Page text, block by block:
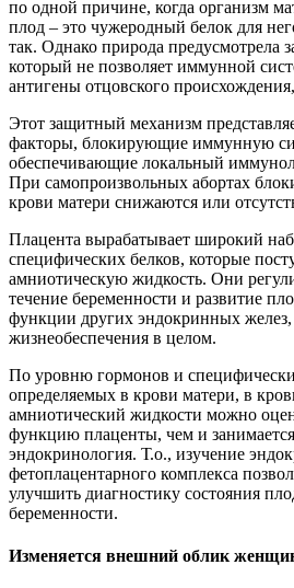
по одной причине, когда организм
плод – это чужеродный белок для
так. Однако природа предусмотрела
который не позволяет иммунной
антигены отцовского
Этот защитный механизм
факторы, блокирующие иммунную
обеспечивающие локальный
При самопроизвольных абортах
крови матери снижаются или
Плацента вырабатывает широкий
специфических белков, которые
амниотическую жидкость. Они
течение беременности и развитие
функции других эндокринных желез,
жизнеобеспечения в целом.
По уровню гормонов и
определяемых в крови матери, в
амниотический жидкости можно
функцию плаценты, чем и
эндокринология. Т.о., изучение
фетоплацентарного комплекса
улучшить диагностику состояния
беременности.
Изменяется внешний облик